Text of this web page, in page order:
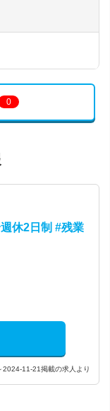
0
休2日制 #残業
11-21掲載の求人より